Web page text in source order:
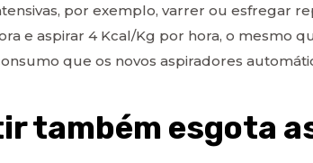
por exemplo, varrer ou esfregar
e aspirar 4 Kcal/Kg por hora, o mesmo
que os novos aspiradores
também esgota